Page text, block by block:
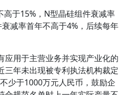
于15%，N型晶硅组件衰减率
减率首年不高于4%，后续每年
应用于主营业务并实现产业化的
三年未出现被专利执法机构裁定
少于1000万元人民币，鼓励企